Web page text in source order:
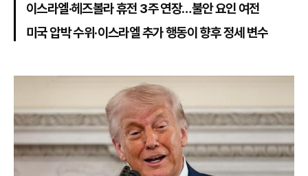
이스라엘·헤즈볼라 휴전 3주 연장…불안 요인 여전
미국 압박 수위·이스라엘 추가 행동이 향후 정세 변수